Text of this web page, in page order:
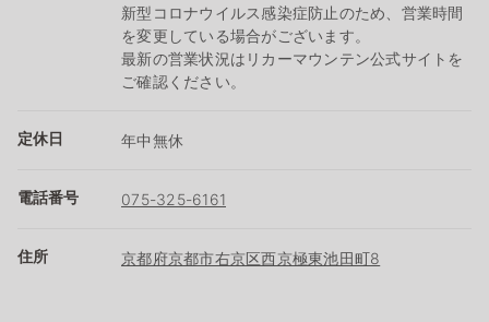
新型コロナウイルス感染症防止のため、営業時間
を変更している場合がございます。
最新の営業状況はリカーマウンテン公式サイトを
ご確認ください。
定休日 年中無休
電話番号 075-325-6161
住所 京都府京都市右京区西京極東池田町8